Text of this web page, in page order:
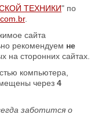
ТЕХНИКИ" по
.
сайта
рекомендуем не
на сторонних сайтах.
компьютера,
через 4
заботится о